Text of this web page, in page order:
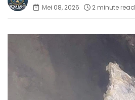
Mei 08, 2026
2 minute read